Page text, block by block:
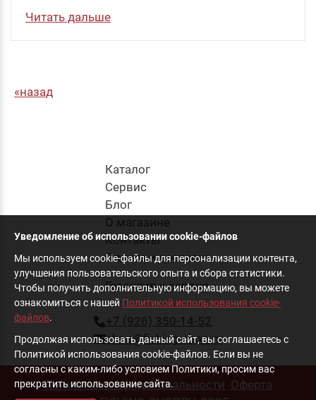
Читать дальше
назад
Каталог
Cервис
Блог
О магазине
Контакты
Оплата и доставка
Гарантия и сервис
+7 (926) 350-14-52
shop@fishing-shop.ru
Политика конфиденциальности Оферта
Уведомление об использовании cookie-файлов
Мы используем cookie-файлы для персонализации контента,
улучшения пользовательского опыта и сбора статистики.
Чтобы получить дополнительную информацию, вы можете
ознакомиться с нашей Политикой использования cookie-
файлов.
Продолжая использовать данный сайт, вы соглашаетесь с
Политикой использования cookie-файлов. Если вы не
согласны с каким-либо условием Политики, просим вас
прекратить использование сайта.